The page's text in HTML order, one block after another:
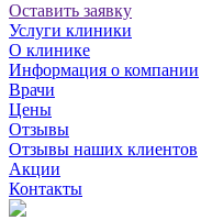
Оставить заявку
Услуги клиники
О клинике
Информация о компании
Врачи
Цены
Отзывы
Отзывы наших клиентов
Акции
Контакты